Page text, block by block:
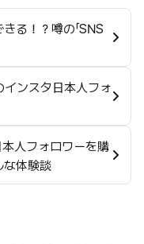
る！？噂の「SNS
ンスタ日本人フォ
本人フォロワーを購
な体験談